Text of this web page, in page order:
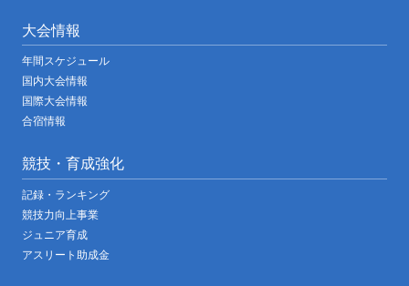
大会情報
年間スケジュール
国内大会情報
国際大会情報
合宿情報
競技・育成強化
記録・ランキング
競技力向上事業
ジュニア育成
アスリート助成金